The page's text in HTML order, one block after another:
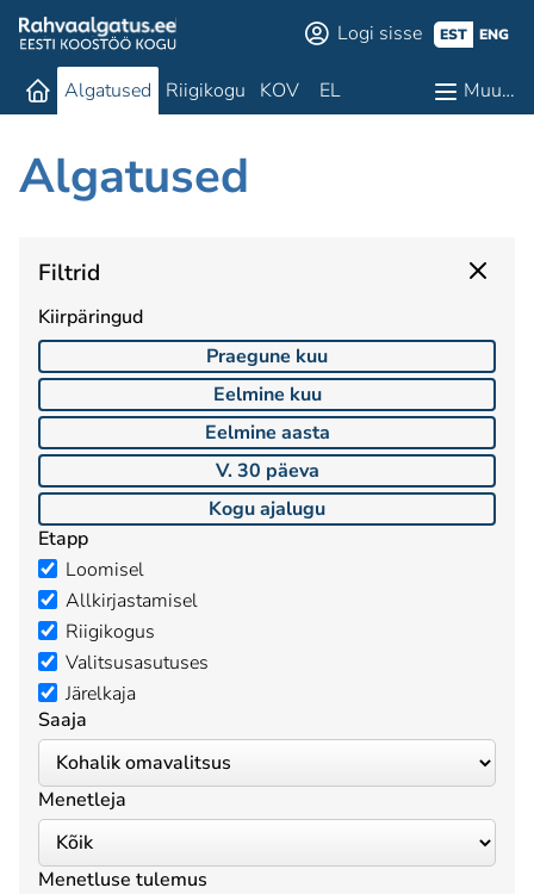
Logi sisse EST ENG
Algatused Riigikogu KOV EL Muu…
Algatused
Filtrid
Kiirpäringud
Praegune kuu
Eelmine kuu
Eelmine aasta
V. 30 päeva
Kogu ajalugu
Etapp
Loomisel
Allkirjastamisel
Riigikogus
Valitsusasutuses
Järelkaja
Saaja
Menetleja
Menetluse tulemus